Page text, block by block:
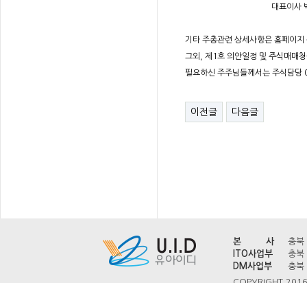
대표이사 박 종 수
기타 주총관련 상세사항은 홈페이
그외, 제1호 의안일정 및 주식매매
필요하신 주주님들께서는 주식담
이전글 다음글
본 사
충
ITO사업부
충
DM사업부
충